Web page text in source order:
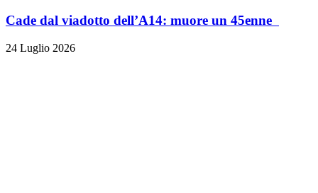
Cade dal viadotto dell’A14: muore un 45enne
24 Luglio 2026